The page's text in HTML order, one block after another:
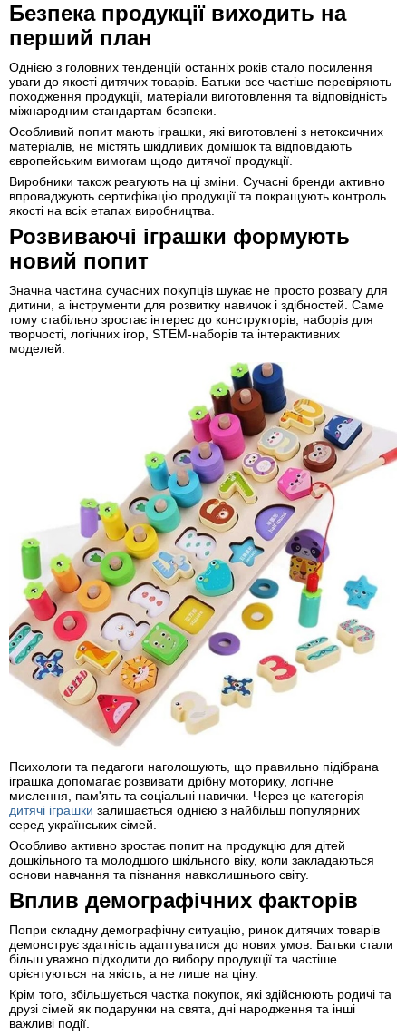
Безпека продукції виходить на
перший план
Однією з головних тенденцій останніх років стало посилення
уваги до якості дитячих товарів. Батьки все частіше перевіряють
походження продукції, матеріали виготовлення та відповідність
міжнародним стандартам безпеки.
Особливий попит мають іграшки, які виготовлені з нетоксичних
матеріалів, не містять шкідливих домішок та відповідають
європейським вимогам щодо дитячої продукції.
Виробники також реагують на ці зміни. Сучасні бренди активно
впроваджують сертифікацію продукції та покращують контроль
якості на всіх етапах виробництва.
Розвиваючі іграшки формують
новий попит
Значна частина сучасних покупців шукає не просто розвагу для
дитини, а інструменти для розвитку навичок і здібностей. Саме
тому стабільно зростає інтерес до конструкторів, наборів для
творчості, логічних ігор, STEM-наборів та інтерактивних
моделей.
Психологи та педагоги наголошують, що правильно підібрана
іграшка допомагає розвивати дрібну моторику, логічне
мислення, пам'ять та соціальні навички. Через це категорія
дитячі іграшки залишається однією з найбільш популярних
серед українських сімей.
Особливо активно зростає попит на продукцію для дітей
дошкільного та молодшого шкільного віку, коли закладаються
основи навчання та пізнання навколишнього світу.
Вплив демографічних факторів
Попри складну демографічну ситуацію, ринок дитячих товарів
демонструє здатність адаптуватися до нових умов. Батьки стали
більш уважно підходити до вибору продукції та частіше
орієнтуються на якість, а не лише на ціну.
Крім того, збільшується частка покупок, які здійснюють родичі та
друзі сімей як подарунки на свята, дні народження та інші
важливі події.